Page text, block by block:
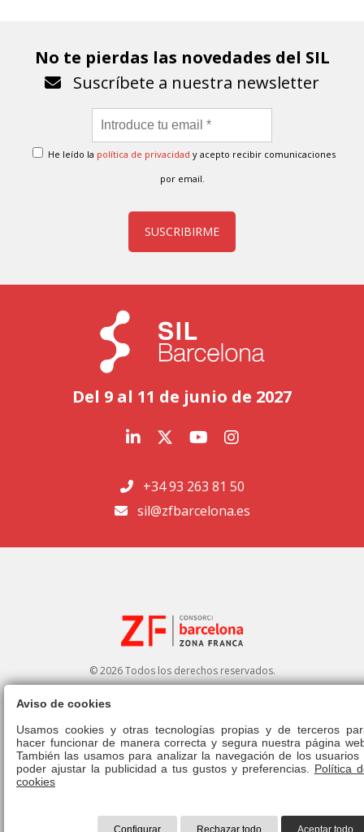
No te pierdas las novedades del SIL
Suscríbete a nuestra newsletter
He leído la política de privacidad y acepto recibir comunicaciones
por email.
SUSCRIBIRME
Del 9 al 11 de junio de 2027
+34 93 263 81 50
sil@zfbarcelona.es
© 2026 Todos los derechos reservados.
Aviso legal|Política de privacidad|Política de cookies|Canal ético|
Derecho de admisión|Normativa
Aviso de cookies
Usamos cookies y otras tecnologías propias y de terceros
hacer funcionar de manera correcta y segura nuestra página
También las usamos para analizar la navegación de los usuarios
poder ajustar la publicidad a tus gustos y preferencias. Política
cookies
Configurar Rechazar todo Aceptar todo